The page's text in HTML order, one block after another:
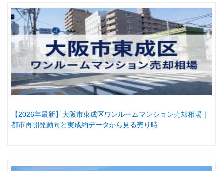
【2026年最新】大阪市東成区ワンルームマンション売却相場｜
都市再開発動向と実成約データから見る売り時